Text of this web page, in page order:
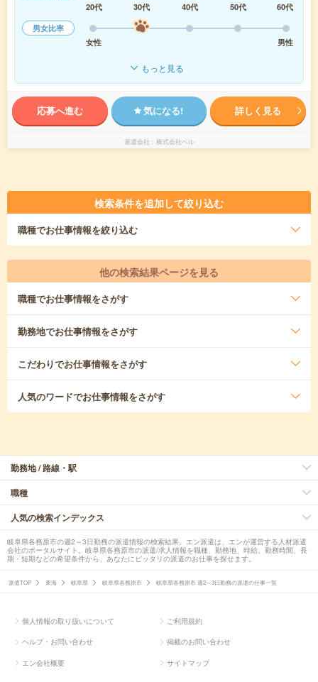
20代
30代 40代 50代
60代
男女比率
女性
男性
もっと見る
応募へ進む 気になる! 詳しく見る
派遣会社 株式会社ベル
検索条件を追加して絞り込む
職種でお仕事情報を絞り込む
他の検索結果ページを見る
職種でお仕事情報をさがす
勤務地でお仕事情報をさがす
こだわりでお仕事情報をさがす
人気のワードでお仕事情報をさがす
勤務地 / 路線・駅
職種
人気の検索インデックス
岐阜県各務原市の週2～3日勤務の派遣情報の検索結果。エン派遣は、エンが運営する人材派遣
会社のポータルサイト。岐阜県各務原市の派遣/求人情報を職種、勤務地、時給、勤務時間、長
期・短期などの希望条件から、あなたにピッタリの派遣のお仕事を探せます。
派遣TOP 東海 岐阜県 岐阜県各務原市 岐阜県各務原市 週2～3日勤務の派遣の仕事一覧
個人情報の取り扱いについて ご利用規約
ヘルプ・お問い合わせ 掲載のお問い合わせ
エン会社概要 サイトマップ